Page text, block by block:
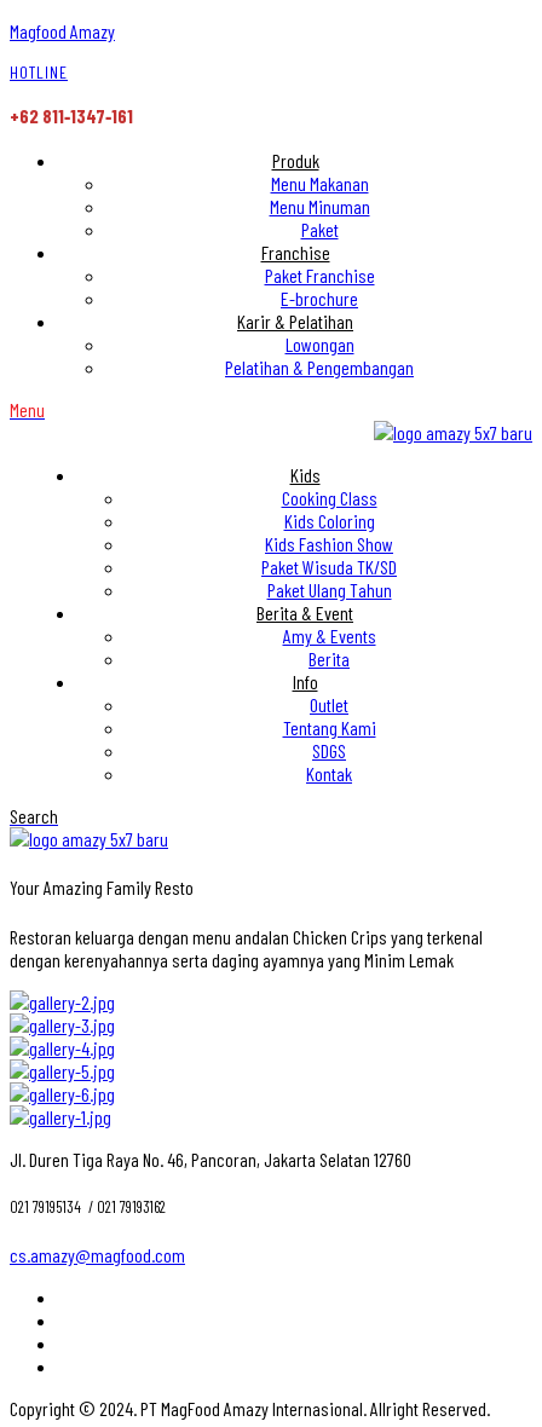
Magfood Amazy
HOTLINE
+62 811‑1347‑161
Produk
Menu Makanan
Menu Minuman
Paket
Franchise
Paket Franchise
E-brochure
Karir & Pelatihan
Lowongan
Pelatihan & Pengembangan
Menu
Kids
Cooking Class
Kids Coloring
Kids Fashion Show
Paket Wisuda TK/SD
Paket Ulang Tahun
Berita & Event
Amy & Events
Berita
Info
Outlet
Tentang Kami
SDGS
Kontak
Search
Your Amazing Family Resto
Restoran keluarga dengan menu andalan Chicken Crips yang terkenal
dengan kerenyahannya serta daging ayamnya yang Minim Lemak
Jl. Duren Tiga Raya No. 46, Pancoran, Jakarta Selatan 12760
021 79195134 ‎ / 021 79193162
cs.amazy@magfood.com
Copyright © 2024. PT MagFood Amazy Internasional. Allright Reserved.